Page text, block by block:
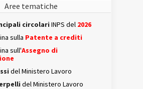
Aree tematiche
circolari INPS del 2026
sulla Patente a crediti
sull'Assegno di
del Ministero Lavoro
del Ministero Lavoro